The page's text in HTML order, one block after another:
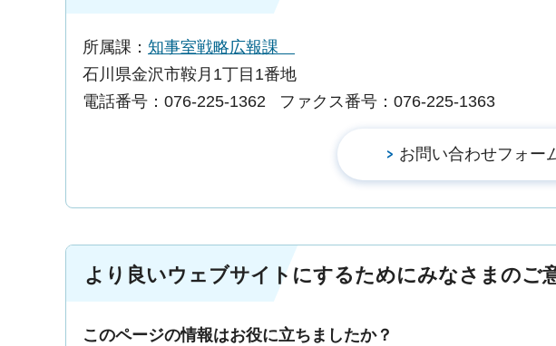
所属課： 知事室戦略広報課
石川県金沢市鞍月1丁目1番地
電話番号：076-225-1362
ファクス番号：076-225-1363
より良いウェブサイトにするためにみなさまのご
このページの情報はお役に立ちましたか？